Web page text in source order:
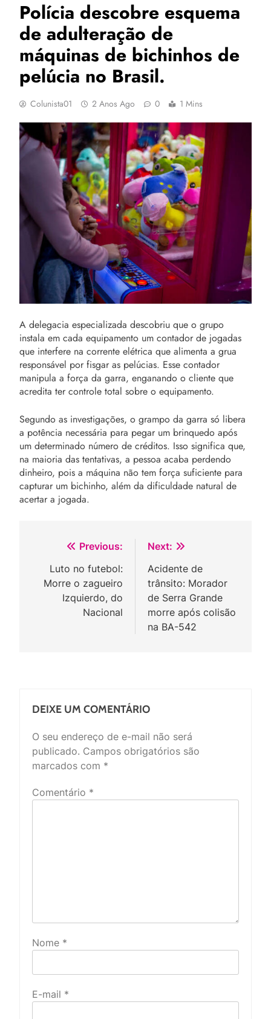
Polícia descobre esquema
de adulteração de
máquinas de bichinhos de
pelúcia no Brasil.
Colunista01 2 Anos Ago 0 1 Mins
A delegacia especializada descobriu que o grupo
instala em cada equipamento um contador de jogadas
que interfere na corrente elétrica que alimenta a grua
responsável por fisgar as pelúcias. Esse contador
manipula a força da garra, enganando o cliente que
acredita ter controle total sobre o equipamento.
Segundo as investigações, o grampo da garra só libera
a potência necessária para pegar um brinquedo após
um determinado número de créditos. Isso significa que,
na maioria das tentativas, a pessoa acaba perdendo
dinheiro, pois a máquina não tem força suficiente para
capturar um bichinho, além da dificuldade natural de
acertar a jogada.
Navegação
Post
Previous:
Luto no futebol:
Morre o zagueiro
Izquierdo, do
Nacional
Next:
Acidente de
trânsito: Morador
de Serra Grande
morre após colisão
na BA-542
DEIXE UM COMENTÁRIO
O seu endereço de e-mail não será
publicado. Campos obrigatórios são
marcados com *
Comentário *
Nome *
E-mail *